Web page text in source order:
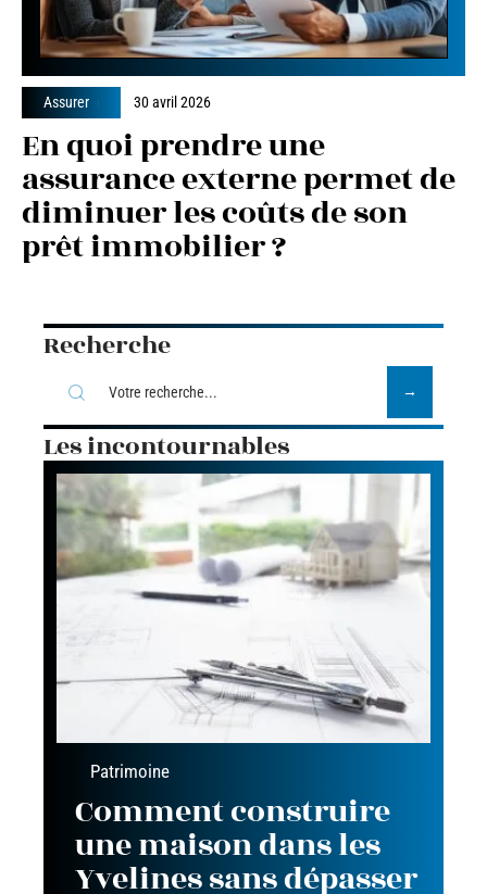
Assurer 30 avril 2026
En quoi prendre une
assurance externe permet de
diminuer les coûts de son
prêt immobilier ?
Recherche
Les incontournables
Patrimoine
Comment construire
une maison dans les
Yvelines sans dépasser